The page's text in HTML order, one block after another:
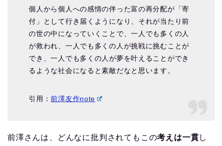
個人から個人への感情の伴った富の再分配が「寄
付」として行き届くようになり、それが当たり前
の世の中になっていくことで、一人でも多くの人
が救われ、一人でも多くの人が挑戦に挑むことが
でき、一人でも多くの人が夢を叶えることができ
るような社会になると素敵だなと思います。
引用：前澤友作note
前澤さんは、どんなに批判されてもこの考えは一貫し